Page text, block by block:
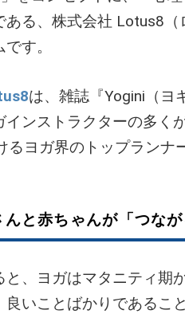
る、株式会社 Lotus8
す。
は、雑誌『Yogini（ヨ
ンストラクターの多く
ヨガ界のトップランナ
と赤ちゃんが「つな
と、ヨガはマタニティ期
いことばかりであるこ